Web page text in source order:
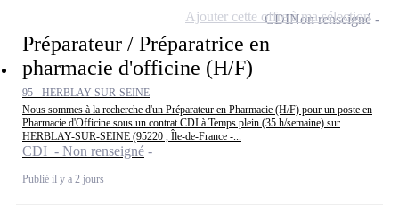
Préparateur / Préparatrice en
pharmacie d'officine (H/F)
95 - HERBLAY-SUR-SEINE
Nous sommes à la recherche d'un Préparateur en Pharmacie (H/F) pour un poste en
Pharmacie d'Officine sous un contrat CDI à Temps plein (35 h/semaine) sur
HERBLAY-SUR-SEINE (95220 , Île-de-France -...
CDI - Non renseigné
Publié il y a 2 jours
CDINon renseigné
Ajouter cette offre à ma sélection